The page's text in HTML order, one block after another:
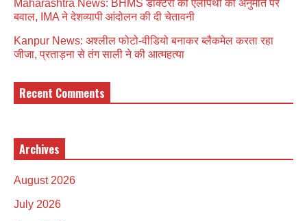
Maharashtra News: BHMS डॉक्टरों को एलोपैथी की अनुमति पर
बवाल, IMA ने देशव्यापी आंदोलन की दी चेतावनी
Kanpur News: अश्लील फोटो-वीडियो बनाकर ब्लैकमेल करता रहा
जीजा, प्रताड़ना से तंग साली ने की आत्महत्या
Recent Comments
Archives
August 2026
July 2026